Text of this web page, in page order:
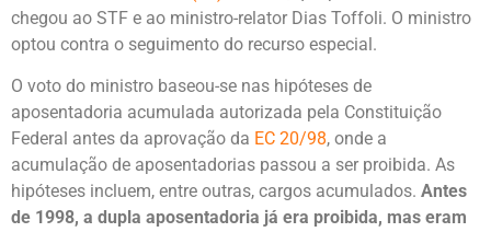
chegou ao STF e ao ministro-relator Dias Toffoli. O ministro
optou contra o seguimento do recurso especial.
O voto do ministro baseou-se nas hipóteses de
aposentadoria acumulada autorizada pela Constituição
Federal antes da aprovação da EC 20/98, onde a
acumulação de aposentadorias passou a ser proibida. As
hipóteses incluem, entre outras, cargos acumulados. Antes
de 1998, a dupla aposentadoria já era proibida, mas eram